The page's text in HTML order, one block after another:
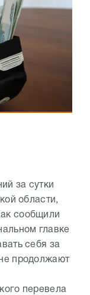
за сутки
области,
сообщили
главке
себя за
продолжают
перевела